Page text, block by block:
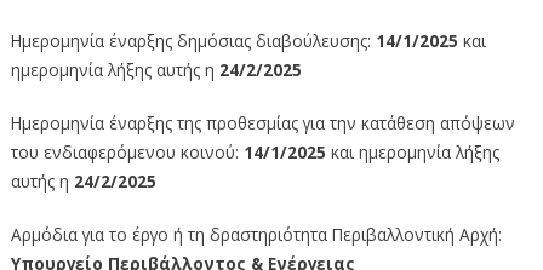
Ημερομηνία έναρξης δημόσιας διαβούλευσης: 14/1/2025 και
ημερομηνία λήξης αυτής η 24/2/2025
Ημερομηνία έναρξης της προθεσμίας για την κατάθεση απόψεων
του ενδιαφερόμενου κοινού: 14/1/2025 και ημερομηνία λήξης
αυτής η 24/2/2025
Αρμόδια για το έργο ή τη δραστηριότητα Περιβαλλοντική Αρχή:
Υπουργείο Περιβάλλοντος & Ενέργειας